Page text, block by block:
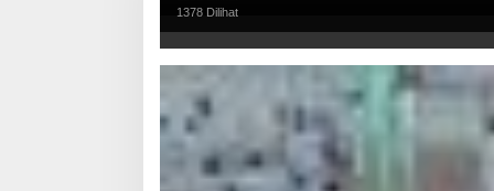
1378 Dilihat